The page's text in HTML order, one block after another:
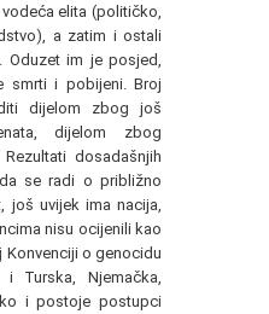
elita (političko,
a zatim i ostali
Oduzet im je posjed,
smrti i pobijeni. Broj
dijelom zbog još
dijelom zbog
dosadašnjih
se radi o približno
još uvijek ima nacija,
nisu ocijenili kao
Konvenciji o genocidu
Turska, Njemačka,
i postoje postupci